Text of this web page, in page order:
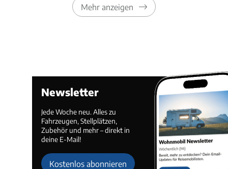
Mehr anzeigen
Newsletter
Jede Woche neu. Alles zu
Fahrzeugen, Stellplätzen,
Zubehör und mehr – direkt in
deine E-Mail!
Kostenlos abonnieren